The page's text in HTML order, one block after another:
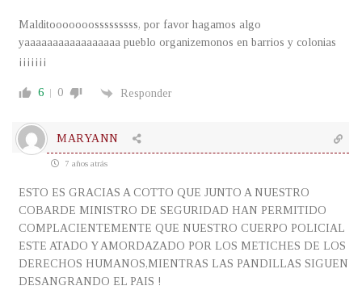
Malditooooooosssssssss, por favor hagamos algo
yaaaaaaaaaaaaaaaaa pueblo organizemonos en barrios y colonias
¡¡¡¡¡¡¡
6 0 Responder
MARYANN
7 años atrás
ESTO ES GRACIAS A COTTO QUE JUNTO A NUESTRO
COBARDE MINISTRO DE SEGURIDAD HAN PERMITIDO
COMPLACIENTEMENTE QUE NUESTRO CUERPO POLICIAL
ESTE ATADO Y AMORDAZADO POR LOS METICHES DE LOS
DERECHOS HUMANOS,MIENTRAS LAS PANDILLAS SIGUEN
DESANGRANDO EL PAIS !